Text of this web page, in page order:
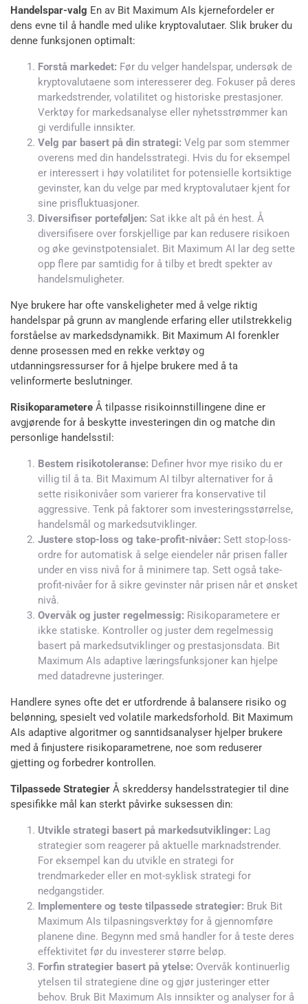
Handelspar-valg En av Bit Maximum AIs kjernefordeler er
dens evne til å handle med ulike kryptovalutaer. Slik bruker du
denne funksjonen optimalt:
Forstå markedet: Før du velger handelspar, undersøk de
kryptovalutaene som interesserer deg. Fokuser på deres
markedstrender, volatilitet og historiske prestasjoner.
Verktøy for markedsanalyse eller nyhetsstrømmer kan
gi verdifulle innsikter.
Velg par basert på din strategi: Velg par som stemmer
overens med din handelsstrategi. Hvis du for eksempel
er interessert i høy volatilitet for potensielle kortsiktige
gevinster, kan du velge par med kryptovalutaer kjent for
sine prisfluktuasjoner.
Diversifiser porteføljen: Sat ikke alt på én hest. Å
diversifisere over forskjellige par kan redusere risikoen
og øke gevinstpotensialet. Bit Maximum AI lar deg sette
opp flere par samtidig for å tilby et bredt spekter av
handelsmuligheter.
Nye brukere har ofte vanskeligheter med å velge riktig
handelspar på grunn av manglende erfaring eller utilstrekkelig
forståelse av markedsdynamikk. Bit Maximum AI forenkler
denne prosessen med en rekke verktøy og
utdanningsressurser for å hjelpe brukere med å ta
velinformerte beslutninger.
Risikoparametere Å tilpasse risikoinnstillingene dine er
avgjørende for å beskytte investeringen din og matche din
personlige handelsstil:
Bestem risikotoleranse: Definer hvor mye risiko du er
villig til å ta. Bit Maximum AI tilbyr alternativer for å
sette risikonivåer som varierer fra konservative til
aggressive. Tenk på faktorer som investeringsstørrelse,
handelsmål og markedsutviklinger.
Justere stop-loss og take-profit-nivåer: Sett stop-loss-
ordre for automatisk å selge eiendeler når prisen faller
under en viss nivå for å minimere tap. Sett også take-
profit-nivåer for å sikre gevinster når prisen når et ønsket
nivå.
Overvåk og juster regelmessig: Risikoparametere er
ikke statiske. Kontroller og juster dem regelmessig
basert på markedsutviklinger og prestasjonsdata. Bit
Maximum AIs adaptive læringsfunksjoner kan hjelpe
med datadrevne justeringer.
Handlere synes ofte det er utfordrende å balansere risiko og
belønning, spesielt ved volatile markedsforhold. Bit Maximum
AIs adaptive algoritmer og sanntidsanalyser hjelper brukere
med å finjustere risikoparametrene, noe som reduserer
gjetting og forbedrer kontrollen.
Tilpassede Strategier Å skreddersy handelsstrategier til dine
spesifikke mål kan sterkt påvirke suksessen din:
Utvikle strategi basert på markedsutviklinger: Lag
strategier som reagerer på aktuelle marknadstrender.
For eksempel kan du utvikle en strategi for
trendmarkeder eller en mot-syklisk strategi for
nedgangstider.
Implementere og teste tilpassede strategier: Bruk Bit
Maximum AIs tilpasningsverktøy for å gjennomføre
planene dine. Begynn med små handler for å teste deres
effektivitet før du investerer større beløp.
Forfin strategier basert på ytelse: Overvåk kontinuerlig
ytelsen til strategiene dine og gjør justeringer etter
behov. Bruk Bit Maximum AIs innsikter og analyser for å